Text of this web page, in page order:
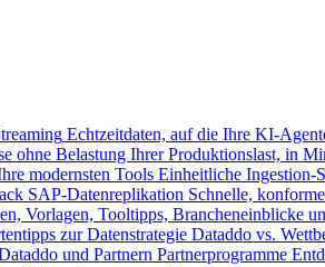
Echtzeitdaten, auf die Ihre KI-
ohne Belastung Ihrer Produktionslast, in
modernsten Tools Einheitliche Ingestion-
SAP-Datenreplikation Schnelle,
Vorlagen, Tooltipps, Brancheneinblicke
zur Datenstrategie Dataddo vs.
und Partnern Partnerprogramme